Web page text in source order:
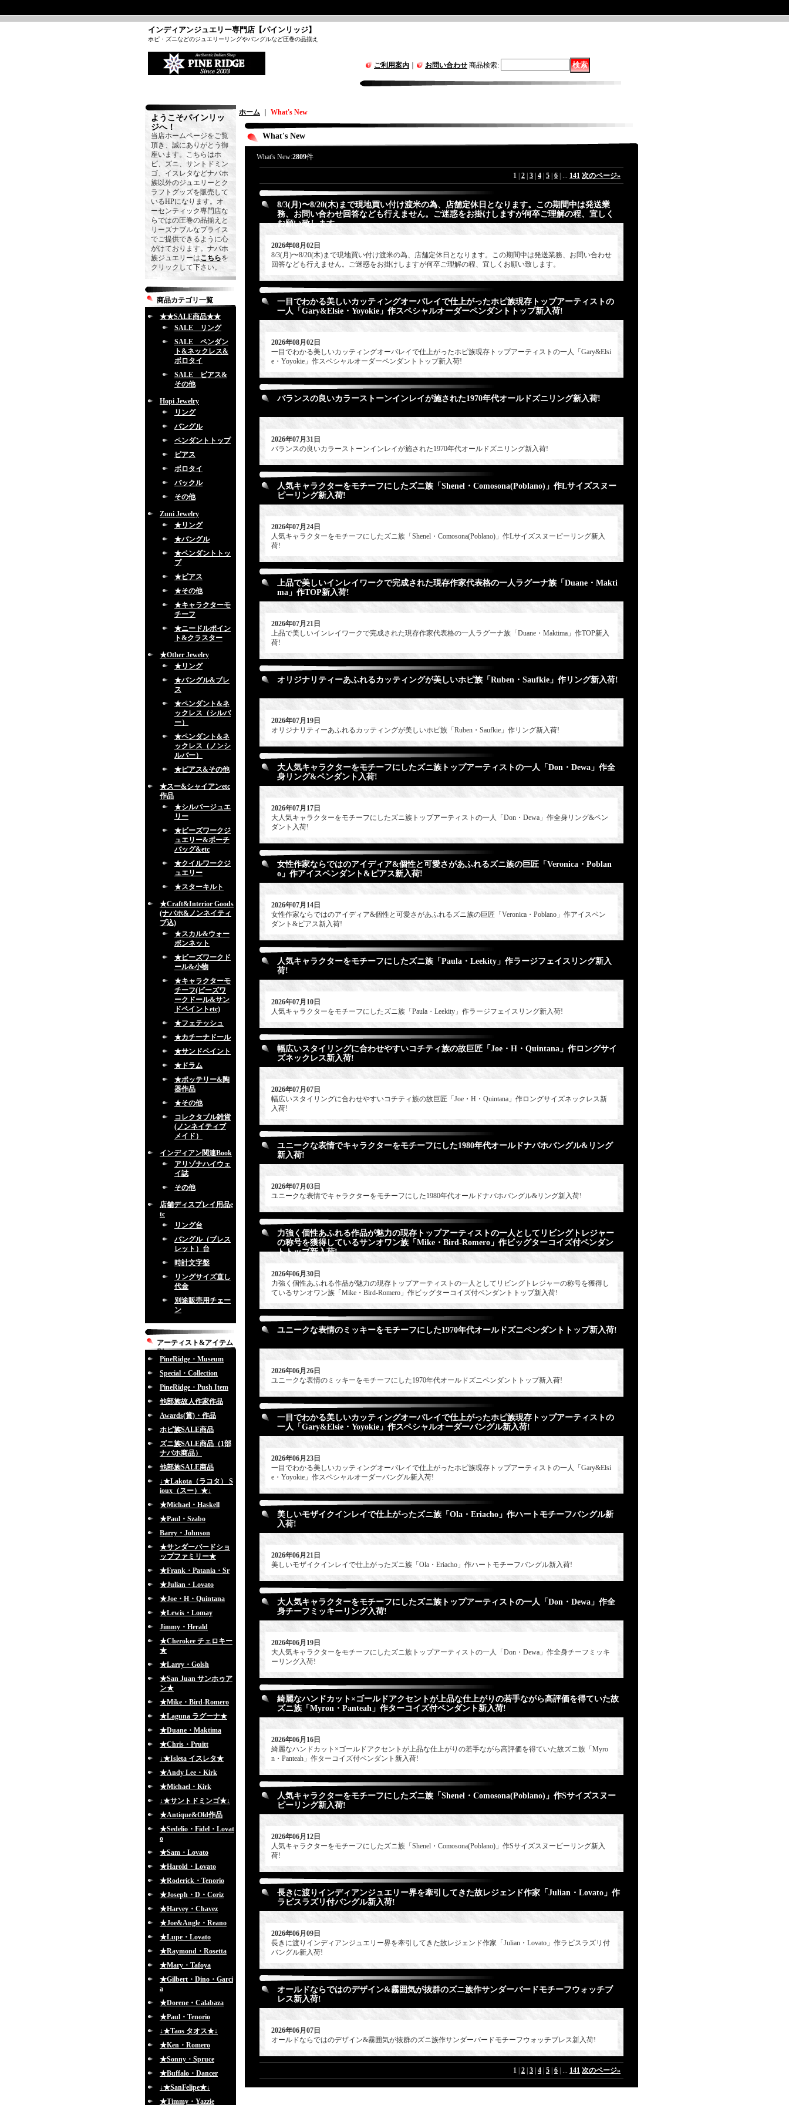
インディアンジュエリー専門店【パインリッジ】
ホピ・ズニなどのジュエリーリングやバングルなど圧巻の品揃え
ご利用案内 お問い合わせ 商品検索:
ようこそパインリッ
ジへ！
当店ホームページをご覧
頂き、誠にありがとう御
座います。こちらはホ
ピ、ズニ、サントドミン
ゴ、イスレタなどナバホ
族以外のジュエリーとク
ラフトグッズを販売して
いるHPになります。オ
ーセンティック専門店な
らではの圧巻の品揃えと
リーズナブルなプライス
でご提供できるように心
がけております。ナバホ
族ジュエリーはこちらを
クリックして下さい。
商品カテゴリ一覧
★★SALE商品★★
SALE リング
SALE ペンダン
ト&ネックレス&
ボロタイ
SALE ピアス&
その他
Hopi Jewelry
リング
バングル
ペンダントトップ
ピアス
ボロタイ
バックル
その他
Zuni Jewelry
★リング
★バングル
★ペンダントトッ
プ
★ピアス
★その他
★キャラクターモ
チーフ
★ニードルポイン
ト&クラスター
★Other Jewelry
★リング
★バングル&ブレ
ス
★ペンダント&ネ
ックレス（シルバ
ー）
★ペンダント&ネ
ックレス（ノンシ
ルバー）
★ピアス&その他
★スー&シャイアンetc
作品
★シルバージュエ
リー
★ビーズワークジ
ュエリー&ポーチ
バッグ&etc
★クイルワークジ
ュエリー
★スターキルト
★Craft&Interior Goods
(ナバホ&ノンネイティ
ブ込)
★スカル&ウォー
ボンネット
★ビーズワークド
ール&小物
★キャラクターモ
チーフ(ビーズワ
ークドール&サン
ドペイントetc)
★フェテッシュ
★カチーナドール
★サンドペイント
★ドラム
★ポッテリー&陶
器作品
★その他
コレクタブル雑貨
(ノンネイティブ
メイド）
インディアン関連Book
アリゾナハイウェ
イ誌
その他
店舗ディスプレイ用品e
tc
リング台
バングル（ブレス
レット）台
時計文字盤
リングサイズ直し
代金
別途販売用チェー
ン
アーティスト&アイテム
別
PineRidge・Museum
Special・Collection
PineRidge・Push Item
他部族故人作家作品
Awards(賞)・作品
ホピ族SALE商品
ズニ族SALE商品（1部
ナバホ商品）
他部族SALE商品
↓★Lakota（ラコタ） S
ioux（スー）★↓
★Michael・Haskell
★Paul・Szabo
Barry・Johnson
★サンダーバードショ
ップファミリー★
★Frank・Patania・Sr
★Julian・Lovato
★Joe・H・Quintana
★Lewis・Lomay
Jimmy・Herald
★Cherokee チェロキー
★
★Larry・Golsh
★San Juan サンホゥア
ン★
★Mike・Bird-Romero
★Laguna ラグーナ★
★Duane・Maktima
★Chris・Pruitt
↓★Isleta イスレタ★
★Andy Lee・Kirk
★Michael・Kirk
↓★サントドミンゴ★↓
★Antique&Old作品
★Sedelio・Fidel・Lovat
o
★Sam・Lovato
★Harold・Lovato
★Roderick・Tenorio
★Joseph・D・Coriz
★Harvey・Chavez
★Joe&Angle・Reano
★Lupe・Lovato
★Raymond・Rosetta
★Mary・Tafoya
★Gilbert・Dino・Garci
a
★Dorene・Calabaza
★Paul・Tenorio
↓★Taos タオス★↓
★Ken・Romero
★Sonny・Spruce
★Buffalo・Dancer
↓★SanFelipe★↓
★Timmy・Yazzie
ホーム What's New
What's New
What's New:2809件
1 2 3 4 5 6 ... 141 次のページ»
8/3(月)〜8/20(木)まで現地買い付け渡米の為、店舗定休日となります。この期間中は発送業
務、お問い合わせ回答なども行えません。ご迷惑をお掛けしますが何卒ご理解の程、宜しく
お願い致します。
2026年08月02日
8/3(月)〜8/20(木)まで現地買い付け渡米の為、店舗定休日となります。この期間中は発送業務、お問い合わせ
回答なども行えません。ご迷惑をお掛けしますが何卒ご理解の程、宜しくお願い致します。
一目でわかる美しいカッティングオーバレイで仕上がったホピ族現存トップアーティストの
一人「Gary&Elsie・Yoyokie」作スペシャルオーダーペンダントトップ新入荷!
2026年08月02日
一目でわかる美しいカッティングオーバレイで仕上がったホピ族現存トップアーティストの一人「Gary&Elsi
e・Yoyokie」作スペシャルオーダーペンダントトップ新入荷!
バランスの良いカラーストーンインレイが施された1970年代オールドズニリング新入荷!
2026年07月31日
バランスの良いカラーストーンインレイが施された1970年代オールドズニリング新入荷!
人気キャラクターをモチーフにしたズニ族「Shenel・Comosona(Poblano)」作Lサイズスヌー
ピーリング新入荷!
2026年07月24日
人気キャラクターをモチーフにしたズニ族「Shenel・Comosona(Poblano)」作Lサイズスヌーピーリング新入
荷!
上品で美しいインレイワークで完成された現存作家代表格の一人ラグーナ族「Duane・Makti
ma」作TOP新入荷!
2026年07月21日
上品で美しいインレイワークで完成された現存作家代表格の一人ラグーナ族「Duane・Maktima」作TOP新入
荷!
オリジナリティーあふれるカッティングが美しいホピ族「Ruben・Saufkie」作リング新入荷!
2026年07月19日
オリジナリティーあふれるカッティングが美しいホピ族「Ruben・Saufkie」作リング新入荷!
大人気キャラクターをモチーフにしたズニ族トップアーティストの一人「Don・Dewa」作全
身リング&ペンダント入荷!
2026年07月17日
大人気キャラクターをモチーフにしたズニ族トップアーティストの一人「Don・Dewa」作全身リング&ペン
ダント入荷!
女性作家ならではのアイディア&個性と可愛さがあふれるズニ族の巨匠「Veronica・Poblan
o」作アイスペンダント&ピアス新入荷!
2026年07月14日
女性作家ならではのアイディア&個性と可愛さがあふれるズニ族の巨匠「Veronica・Poblano」作アイスペン
ダント&ピアス新入荷!
人気キャラクターをモチーフにしたズニ族「Paula・Leekity」作ラージフェイスリング新入
荷!
2026年07月10日
人気キャラクターをモチーフにしたズニ族「Paula・Leekity」作ラージフェイスリング新入荷!
幅広いスタイリングに合わせやすいコチティ族の故巨匠「Joe・H・Quintana」作ロングサイ
ズネックレス新入荷!
2026年07月07日
幅広いスタイリングに合わせやすいコチティ族の故巨匠「Joe・H・Quintana」作ロングサイズネックレス新
入荷!
ユニークな表情でキャラクターをモチーフにした1980年代オールドナバホバングル&リング
新入荷!
2026年07月03日
ユニークな表情でキャラクターをモチーフにした1980年代オールドナバホバングル&リング新入荷!
力強く個性あふれる作品が魅力の現存トップアーティストの一人としてリビングトレジャー
の称号を獲得しているサンオワン族「Mike・Bird-Romero」作ビッグターコイズ付ペンダン
トトップ新入荷!
2026年06月30日
力強く個性あふれる作品が魅力の現存トップアーティストの一人としてリビングトレジャーの称号を獲得し
ているサンオワン族「Mike・Bird-Romero」作ビッグターコイズ付ペンダントトップ新入荷!
ユニークな表情のミッキーをモチーフにした1970年代オールドズニペンダントトップ新入荷!
2026年06月26日
ユニークな表情のミッキーをモチーフにした1970年代オールドズニペンダントトップ新入荷!
一目でわかる美しいカッティングオーバレイで仕上がったホピ族現存トップアーティストの
一人「Gary&Elsie・Yoyokie」作スペシャルオーダーバングル新入荷!
2026年06月23日
一目でわかる美しいカッティングオーバレイで仕上がったホピ族現存トップアーティストの一人「Gary&Elsi
e・Yoyokie」作スペシャルオーダーバングル新入荷!
美しいモザイクインレイで仕上がったズニ族「Ola・Eriacho」作ハートモチーフバングル新
入荷!
2026年06月21日
美しいモザイクインレイで仕上がったズニ族「Ola・Eriacho」作ハートモチーフバングル新入荷!
大人気キャラクターをモチーフにしたズニ族トップアーティストの一人「Don・Dewa」作全
身チーフミッキーリング入荷!
2026年06月19日
大人気キャラクターをモチーフにしたズニ族トップアーティストの一人「Don・Dewa」作全身チーフミッキ
ーリング入荷!
綺麗なハンドカット×ゴールドアクセントが上品な仕上がりの若手ながら高評価を得ていた故
ズニ族「Myron・Panteah」作ターコイズ付ペンダント新入荷!
2026年06月16日
綺麗なハンドカット×ゴールドアクセントが上品な仕上がりの若手ながら高評価を得ていた故ズニ族「Myro
n・Panteah」作ターコイズ付ペンダント新入荷!
人気キャラクターをモチーフにしたズニ族「Shenel・Comosona(Poblano)」作Sサイズスヌー
ピーリング新入荷!
2026年06月12日
人気キャラクターをモチーフにしたズニ族「Shenel・Comosona(Poblano)」作Sサイズスヌーピーリング新入
荷!
長きに渡りインディアンジュエリー界を牽引してきた故レジェンド作家「Julian・Lovato」作
ラピスラズリ付バングル新入荷!
2026年06月09日
長きに渡りインディアンジュエリー界を牽引してきた故レジェンド作家「Julian・Lovato」作ラピスラズリ付
バングル新入荷!
オールドならではのデザイン&霧囲気が抜群のズニ族作サンダーバードモチーフウォッチブ
レス新入荷!
2026年06月07日
オールドならではのデザイン&霧囲気が抜群のズニ族作サンダーバードモチーフウォッチブレス新入荷!
1 2 3 4 5 6 ... 141 次のページ»